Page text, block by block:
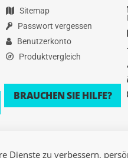
Sitemap
Passwort vergessen
Benutzerkonto
Produktvergleich
BRAUCHEN SIE HILFE?
Dienste zu verbessern,